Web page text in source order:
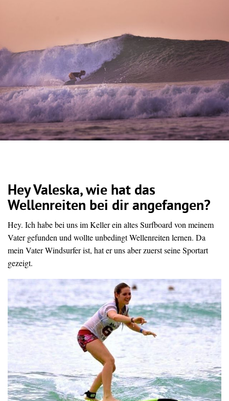
Hey Valeska, wie hat das
Wellenreiten bei dir angefangen?
Hey. Ich habe bei uns im Keller ein altes Surfboard von meinem
Vater gefunden und wollte unbedingt Wellenreiten lernen. Da
mein Vater Windsurfer ist, hat er uns aber zuerst seine Sportart
gezeigt.